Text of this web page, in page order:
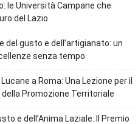
le Università Campane che
del Lazio
del gusto e dell’artigianato: un
senza tempo
a Roma: Una Lezione per il
della Promozione Territoriale
e dell’Anima Laziale: Il Premio